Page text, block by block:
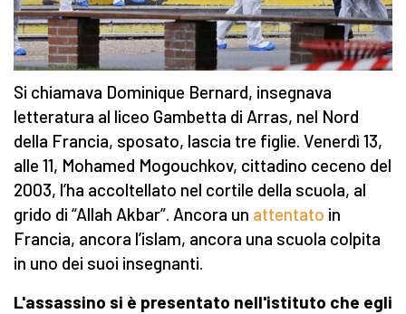
Si chiamava Dominique Bernard, insegnava
letteratura al liceo Gambetta di Arras, nel Nord
della Francia, sposato, lascia tre figlie. Venerdì 13,
alle 11, Mohamed Mogouchkov, cittadino ceceno del
2003, l’ha accoltellato nel cortile della scuola, al
grido di “Allah Akbar”. Ancora un attentato in
Francia, ancora l’islam, ancora una scuola colpita
in uno dei suoi insegnanti.
L'assassino si è presentato nell'istituto che egli